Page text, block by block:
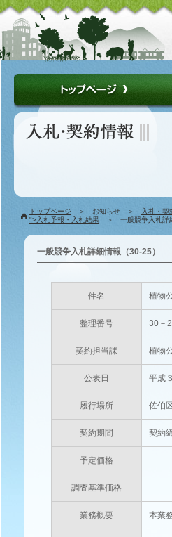
トップページ ＞ お知らせ ＞ 入札・契
">入札予報・入札結果 ＞ 一般競争入札詳
一般競争入札詳細情報（30-25）
件名 植物
整理番号 30－
契約担当課 植物
公表日 平成
履行場所 佐伯
契約期間 契約
予定価格 円(
調査基準価格 円(
業務概要 本業